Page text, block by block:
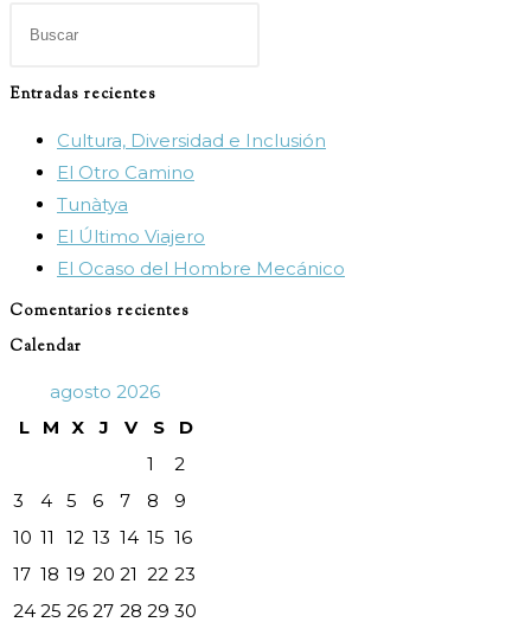
el
Entradas recientes
Cultura, Diversidad e Inclusión
El Otro Camino
Tunàtya
El Último Viajero
El Ocaso del Hombre Mecánico
Comentarios recientes
Calendar
agosto 2026
L
M X J V S
D
1
2
3
4 5 6 7 8
9
10 11 12 13 14 15 16
17 18 19 20 21 22 23
24 25 26 27 28 29 30